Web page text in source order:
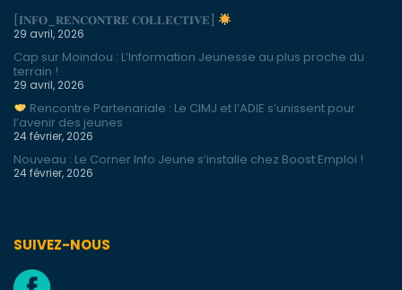
[𝐈𝐍𝐅𝐎_𝐑𝐄𝐍𝐂𝐎𝐍𝐓𝐑𝐄 𝐂𝐎𝐋𝐋𝐄𝐂𝐓𝐈𝐕𝐄]
29 avril, 2026
Cap sur Moindou : L’Information Jeunesse au plus proche du
terrain !
29 avril, 2026
Rencontre Partenariale : Le CIMJ et l’ADIE s’unissent pour
l’avenir des jeunes
24 février, 2026
Nouveau : Le Corner Info Jeune s’installe chez Boost Emploi !
24 février, 2026
SUIVEZ-NOUS